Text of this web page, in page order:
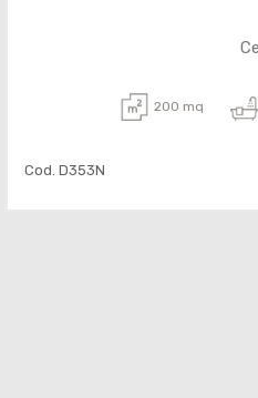
200 mq
Cod. D353N